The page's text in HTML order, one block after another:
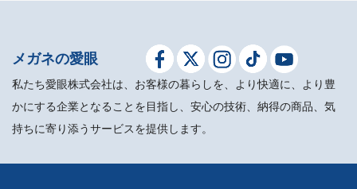
メガネの愛眼
私たち愛眼株式会社は、お客様の暮らしを、より快適に、より豊
かにする企業となることを目指し、安心の技術、納得の商品、気
持ちに寄り添うサービスを提供します。